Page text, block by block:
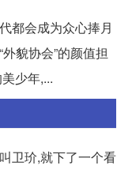
都会成为众心捧月
貌协会”的颜值担
少年,...
卫玠,就下了一个看